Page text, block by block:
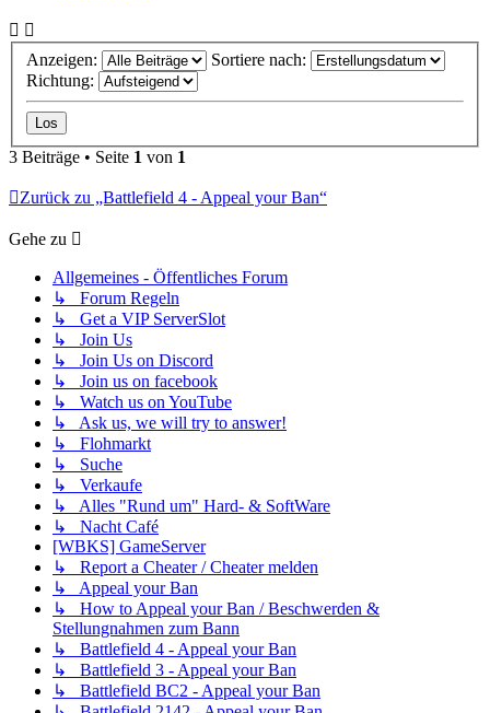
Anzeigen:
Sortiere nach:
Richtung:
3 Beiträge • Seite 1 von 1
Zurück zu „Battlefield 4 - Appeal your Ban“
Gehe zu
Allgemeines - Öffentliches Forum
↳ Forum Regeln
↳ Get a VIP ServerSlot
↳ Join Us
↳ Join Us on Discord
↳ Join us on facebook
↳ Watch us on YouTube
↳ Ask us, we will try to answer!
↳ Flohmarkt
↳ Suche
↳ Verkaufe
↳ Alles "Rund um" Hard- & SoftWare
↳ Nacht Café
[WBKS] GameServer
↳ Report a Cheater / Cheater melden
↳ Appeal your Ban
↳ How to Appeal your Ban / Beschwerden &
Stellungnahmen zum Bann
↳ Battlefield 4 - Appeal your Ban
↳ Battlefield 3 - Appeal your Ban
↳ Battlefield BC2 - Appeal your Ban